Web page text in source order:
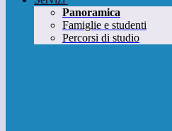
Panoramica
Famiglie e studenti
Percorsi di studio